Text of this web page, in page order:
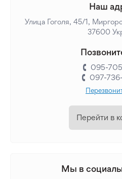
Наш
Улица Гоголя, 45/1,
37600
095-
097-
Перейти в
Мы в